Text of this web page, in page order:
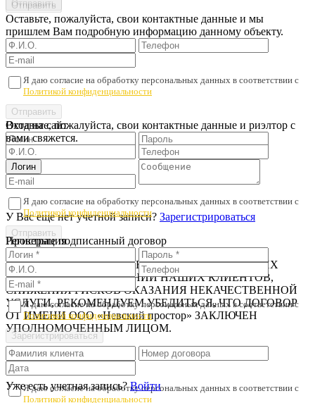
Оставьте, пожалуйста, свои контактные данные и мы
пришлем Вам подробную информацию данному объекту.
Я даю согласие на обработку персональных данных в соответствии с
Политикой конфиденциальности
Оставьте, пожалуйста, свои контактные данные и риэлтор с
вами свяжется.
Я даю согласие на обработку персональных данных в соответствии с
Политикой конфиденциальности
Вход на сайт
У Вас еще нет учетной записи? Зарегистрироваться
Регистрация
Я даю согласие на обработку персональных данных в соответствии с
Политикой конфиденциальности
Уже есть учетная запись?Войти
Проверьте подписанный договор
В ЦЕЛЯХ ПРЕДОТВРАЩЕНИЯ МОШЕННИЧЕСКИХ
ДЕЙСТВИЙ В ОТНОШЕНИИ НАШИХ КЛИЕНТОВ,
СНИЖЕНИЯ РИСКОВ ОКАЗАНИЯ НЕКАЧЕСТВЕННОЙ
УСЛУГИ, РЕКОМЕНДУЕМ УБЕДИТЬСЯ, ЧТО ДОГОВОР
ОТ ИМЕНИ ООО «Невский простор» ЗАКЛЮЧЕН
УПОЛНОМОЧЕННЫМ ЛИЦОМ.
Я даю согласие на обработку персональных данных в соответствии с
Политикой конфиденциальности